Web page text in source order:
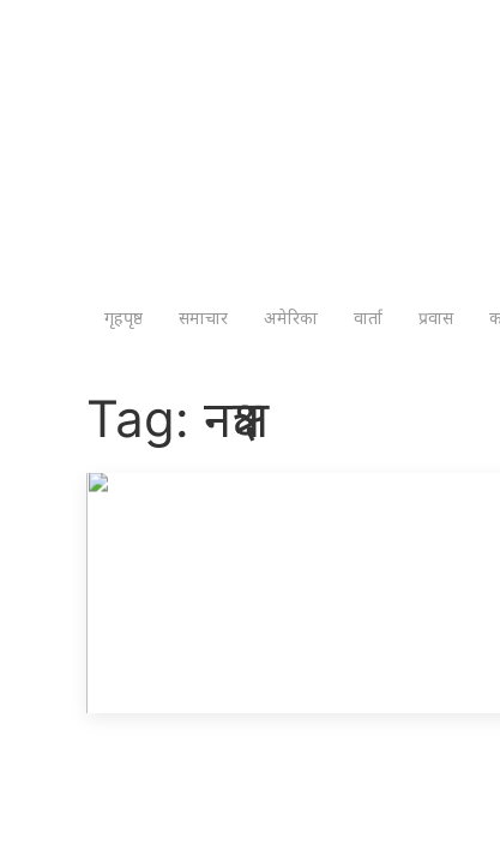
गृहपृष्ठ समाचार अमेरिका वार्ता प्रवास
Tag: नक्षत्र